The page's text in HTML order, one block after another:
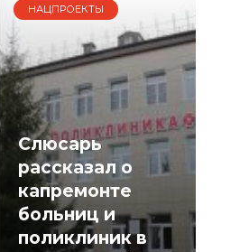
НАЦПРОЕКТЫ
Слюсарь
рассказал о
капремонте
больниц и
поликлиник в